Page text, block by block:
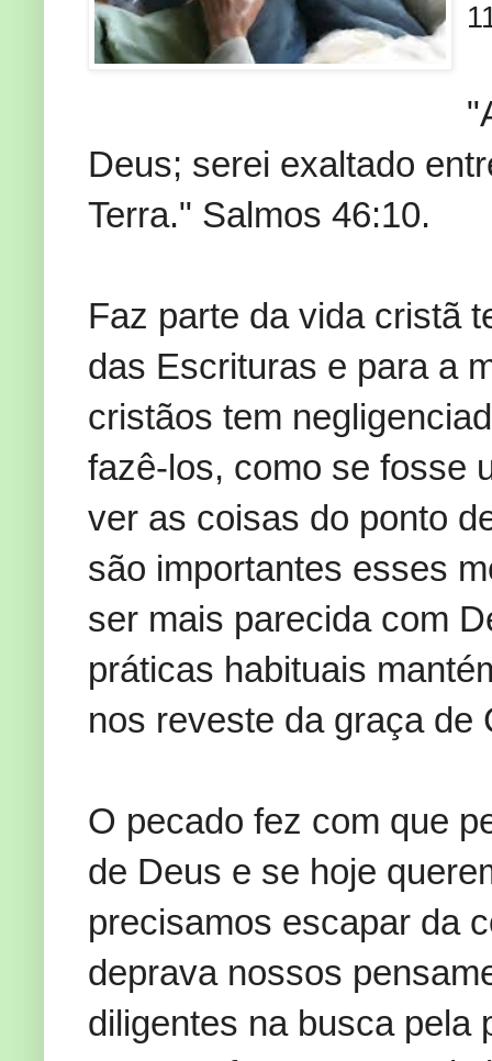
Deus; serei exaltado
Terra." Salmos 46:10.
Faz parte da vida cristã
das Escrituras e para a
cristãos tem
fazê-los, como se fosse
ver as coisas do ponto
são importantes esses
ser mais parecida com
práticas habituais
nos reveste da graça de
O pecado fez com que
de Deus e se hoje
precisamos escapar da
deprava nossos
diligentes na busca pela